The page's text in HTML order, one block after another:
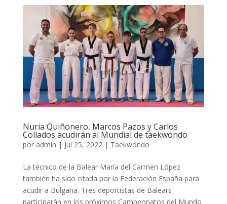
Nuria Quiñonero, Marcos Pazos y Carlos
Collados acudirán al Mundial de taekwondo
por admin | Jul 25, 2022 | Taekwondo
La técnico de la Balear María del Carmen López
también ha sido citada por la Federación España para
acudir a Bulgaria. Tres deportistas de Balears
participarán en los próximos Campeonatos del Mundo